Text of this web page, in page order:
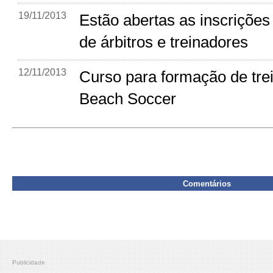
19/11/2013
Estão abertas as
de árbitros e treinadores
12/11/2013
Curso para formação de
Beach Soccer
Comentários
Publicidade